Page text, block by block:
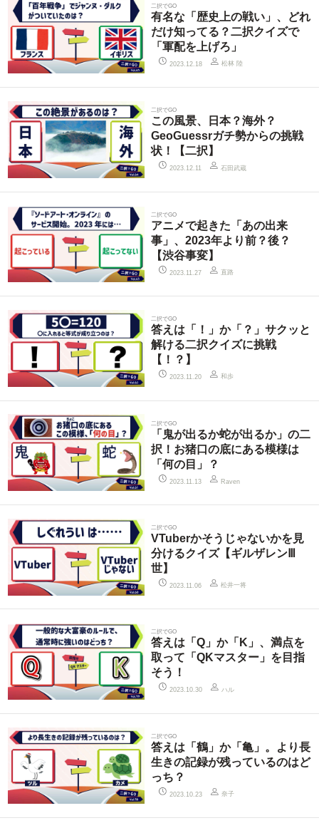
二択でGO
有名な「歴史上の戦い」、どれ
だけ知ってる？二択クイズで
「軍配を上げろ」
2023.12.18 松林 陸
二択でGO
この風景、日本？海外？
GeoGuessrガチ勢からの挑戦
状！【二択】
2023.12.11 石田武蔵
二択でGO
アニメで起きた「あの出来
事」、2023年より前？後？
【渋谷事変】
2023.11.27 直路
二択でGO
答えは「！」か「？」サクッと
解ける二択クイズに挑戦
【！？】
2023.11.20 和歩
二択でGO
「鬼が出るか蛇が出るか」の二
択！お猪口の底にある模様は
「何の目」？
2023.11.13 Raven
二択でGO
VTuberかそうじゃないかを見
分けるクイズ【ギルザレンⅢ
世】
2023.11.06 松井一将
二択でGO
答えは「Q」か「K」、満点を
取って「QKマスター」を目指
そう！
2023.10.30 ハル
二択でGO
答えは「鶴」か「亀」。より長
生きの記録が残っているのはど
っち？
2023.10.23 奈子